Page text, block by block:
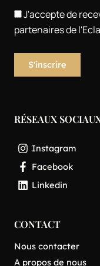
J'accepte de
partenaires de
RÉSEAUX
Instagram
Facebook
Linkedin
CONTACT
Nous contacter
A propos de nous